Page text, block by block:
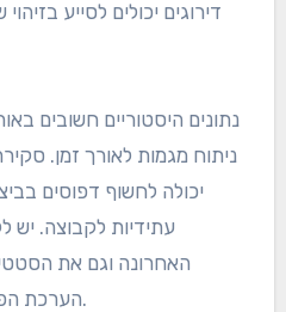
דירוגים יכולים לסייע
נתונים היסטוריים חשובים
ניתוח מגמות לאורך זמן.
יכולה לחשוף דפוסים
עתידיות לקבוצה.
האחרונה וגם את
הערכת הפוטנציאל של שחקן להשפיע.